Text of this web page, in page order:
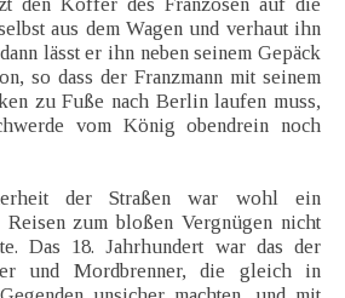
den Koffer des Franzosen auf die
aus dem Wagen und verhaut ihn
lässt er ihn neben seinem Gepäck
so dass der Franzmann mit seinem
zu Fuße nach Berlin laufen muss,
vom König obendrein noch
der Straßen war wohl ein
Reisen zum bloßen Vergnügen nicht
Das 18. Jahrhundert war das der
und Mordbrenner, die gleich in